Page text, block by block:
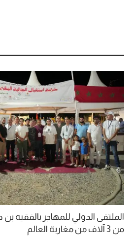
الملتقى الدولي للمهاجر بالفقيه
من 3 آلاف من مغاربة العالم